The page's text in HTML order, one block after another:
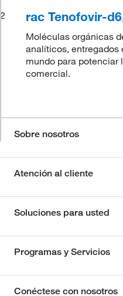
2
rac Tenofovir-
Moléculas orgánicas
analíticos, entregados
mundo para potenciar
comercial.
Sobre nosotros
Atención al cliente
Soluciones para usted
Programas y Servicios
Conéctese con nosotros